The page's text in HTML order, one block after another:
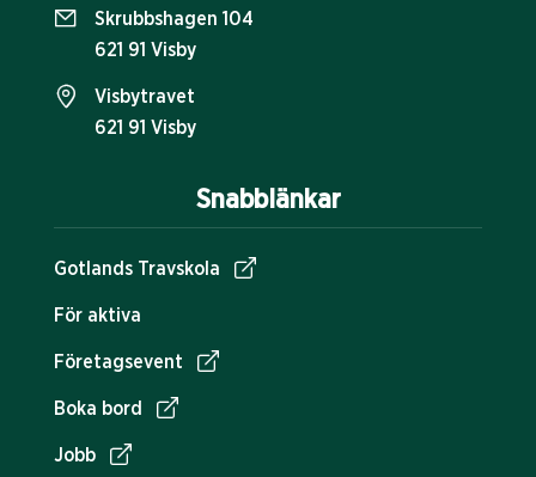
Snabblänkar
Gotlands Travskola
För aktiva
Företagsevent
Boka bord
Jobb
Skrubbshagen 104
621 91 Visby
Visbytravet
621 91 Visby